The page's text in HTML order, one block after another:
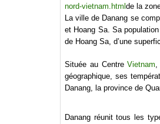
nord-vietnam.html de la
La ville de Danang se
et Hoang Sa. Sa
de Hoang Sa, d’une
Située au CentreVietnam,
géographique, ses
Danang, la province de
Danang réunit tous les